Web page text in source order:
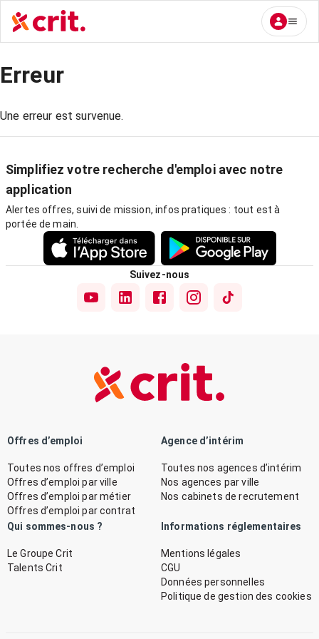
Erreur
Une erreur est survenue.
Simplifiez votre recherche d'emploi avec notre
application
Alertes offres, suivi de mission, infos pratiques : tout est à
portée de main.
Suivez-nous
Offres d’emploi
Toutes nos offres d’emploi
Offres d’emploi par ville
Offres d’emploi par métier
Offres d’emploi par contrat
Agence d’intérim
Toutes nos agences d’intérim
Nos agences par ville
Nos cabinets de recrutement
Qui sommes-nous ?
Le Groupe Crit
Talents Crit
Informations réglementaires
Mentions légales
CGU
Données personnelles
Politique de gestion des cookies